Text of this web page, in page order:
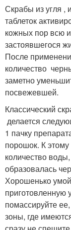
Скрабы из угля ,
таблеток
кожных пор всю
застоявшегося
После
количество
заметно
посвежевшей.
Классический
делается
1 пачку
порошок. К
количество
образовалась
Хорошенько
приготовленную
помассируйте
зоны, где